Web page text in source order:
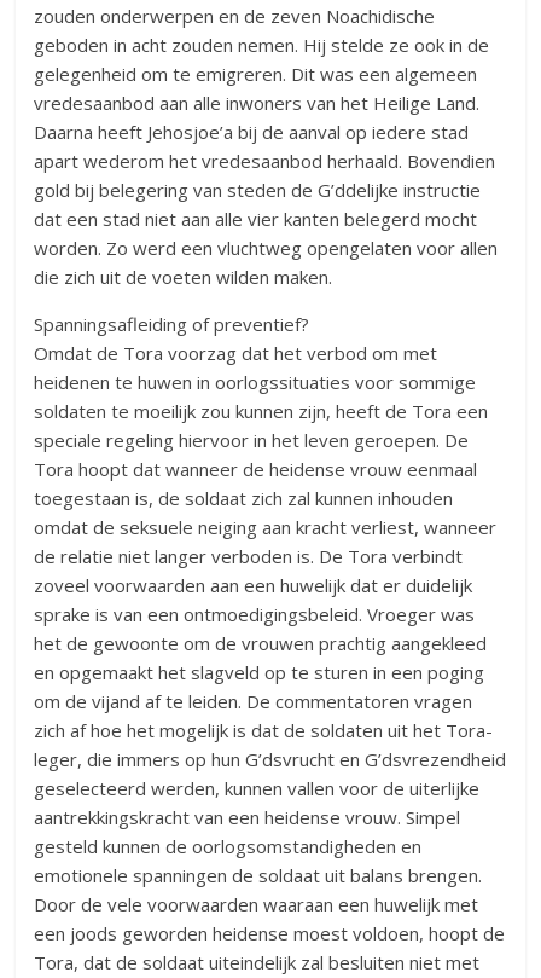
zouden onderwerpen en de zeven Noachidische
geboden in acht zouden nemen. Hij stelde ze ook in de
gelegenheid om te emigreren. Dit was een algemeen
vredesaanbod aan alle inwoners van het Heilige Land.
Daarna heeft Jehosjoe’a bij de aanval op iedere stad
apart wederom het vredesaanbod herhaald. Bovendien
gold bij belegering van steden de G’ddelijke instructie
dat een stad niet aan alle vier kanten belegerd mocht
worden. Zo werd een vluchtweg opengelaten voor allen
die zich uit de voeten wilden maken.
Spanningsafleiding of preventief?
Omdat de Tora voorzag dat het verbod om met
heidenen te huwen in oorlogssituaties voor sommige
soldaten te moeilijk zou kunnen zijn, heeft de Tora een
speciale regeling hiervoor in het leven geroepen. De
Tora hoopt dat wanneer de heidense vrouw eenmaal
toegestaan is, de soldaat zich zal kunnen inhouden
omdat de seksuele neiging aan kracht verliest, wanneer
de relatie niet langer verboden is. De Tora verbindt
zoveel voorwaarden aan een huwelijk dat er duidelijk
sprake is van een ontmoedigingsbeleid. Vroeger was
het de gewoonte om de vrouwen prachtig aangekleed
en opgemaakt het slagveld op te sturen in een poging
om de vijand af te leiden. De commentatoren vragen
zich af hoe het mogelijk is dat de soldaten uit het Tora-
leger, die immers op hun G’dsvrucht en G’dsvrezendheid
geselecteerd werden, kunnen vallen voor de uiterlijke
aantrekkingskracht van een heidense vrouw. Simpel
gesteld kunnen de oorlogsomstandigheden en
emotionele spanningen de soldaat uit balans brengen.
Door de vele voorwaarden waaraan een huwelijk met
een joods geworden heidense moest voldoen, hoopt de
Tora, dat de soldaat uiteindelijk zal besluiten niet met